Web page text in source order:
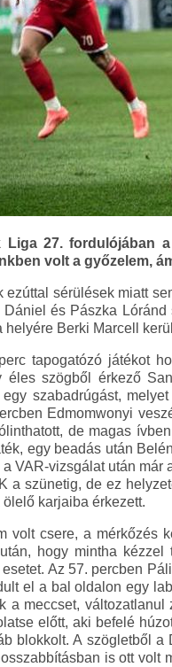
Liga 27. fordulójában
volt a győzelem,
ezúttal sérülések miatt
Dániel és Pászka
helyére Berki Marcell
tapogatózó játékot
éles szögből érkező
egy szabadrúgást,
Edmomwonyi
de magas
egy beadás után
a VAR-vizsgálat után
a szünetig, de ez
karjaiba érkezett.
volt csere, a mérkőzés
hogy mintha
Az 57. percben
el a bal oldalon egy
a meccset,
előtt, aki befelé
blokkolt. A szögletből
is ott volt